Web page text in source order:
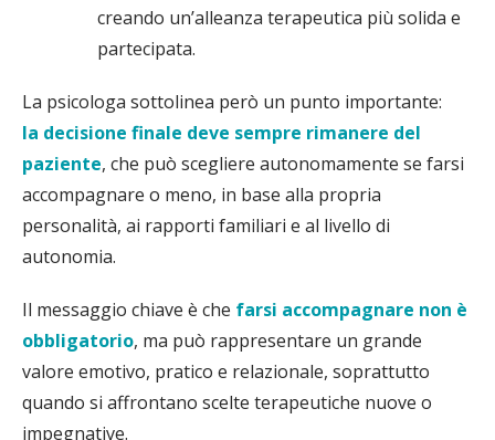
creando un’alleanza terapeutica più solida e
partecipata.
La psicologa sottolinea però un punto importante:
la decisione finale deve sempre rimanere del
paziente, che può scegliere autonomamente se farsi
accompagnare o meno, in base alla propria
personalità, ai rapporti familiari e al livello di
autonomia.
Il messaggio chiave è che farsi accompagnare non è
obbligatorio, ma può rappresentare un grande
valore emotivo, pratico e relazionale, soprattutto
quando si affrontano scelte terapeutiche nuove o
impegnative.